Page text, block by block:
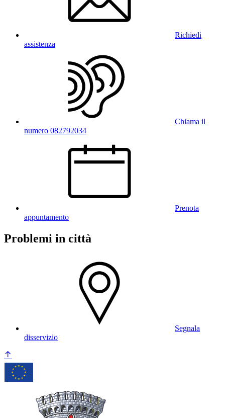
Richiedi
assistenza
Chiama il
numero 082792034
Prenota
appuntamento
Problemi in città
Segnala
disservizio